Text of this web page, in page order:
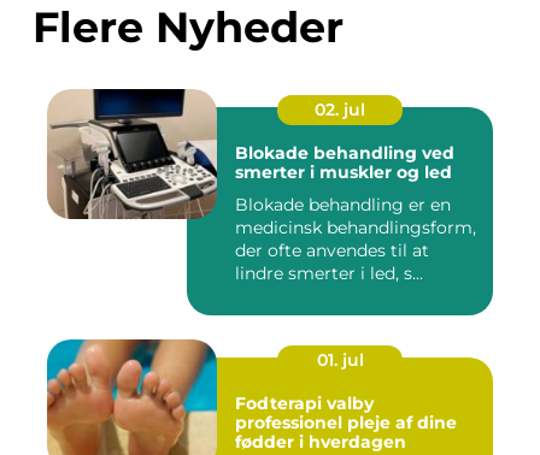
Flere Nyheder
02. jul
Blokade behandling ved
smerter i muskler og led
Blokade behandling er en
medicinsk behandlingsform,
der ofte anvendes til at
lindre smerter i led, s...
01. jul
Fodterapi valby
professionel pleje af dine
fødder i hverdagen